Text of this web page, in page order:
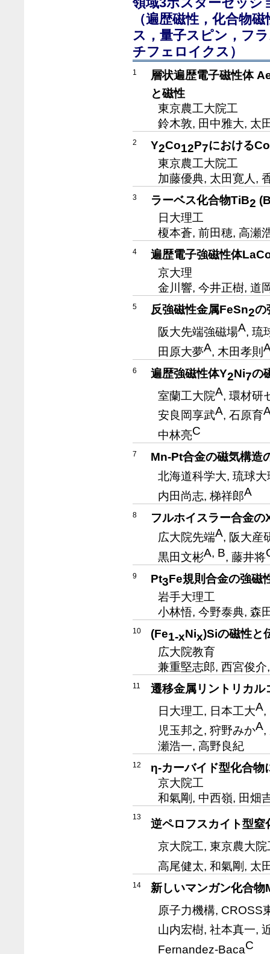
（遍歴磁性，化合物
ス，量子スピン，フ
チフェロイクス）
1
層状遍歴電子磁性体
と磁性
東京農工大院工
鈴木敦, 田中雅大, 太
2 Y2Co12P7における
東京農工大院工
加藤優典, 太田寛人,
3 ラーベス化合物TiB2
日大理工
榎本蒼, 前田穂, 高瀬
4
遍歴電子強磁性体
京大理
金川響, 今井正樹, 道
5 反強磁性金属FeSn2の
阪大先端強磁場A, 琉
田原大夢A, 木田孝則
6 遍歴強磁性体Y2Ni7の
室蘭工大院A, 環材研
安良岡享武A, 石原育
中林亮C
7
Mn-Pt合金の磁気構造
北海道科学大, 琉球大
内田尚志, 梯祥郎A
8
フルホイスラー合金
広大院先端A, 阪大産
黒田文彬A, B, 藤井将
9 Pt3Fe規則合金の強磁
岩手大理工
小林悟, 今野泰典, 森
10 (Fe1-xNix)Siの磁性と
広大院教育
兼重堅志郎, 西宮俊
11
遷移金属リントリカル
日大理工, 日本工大A,
児玉邦之, 狩野みかA,
瀬浩一, 高野良紀
12
η-カーバイド型化合物
京大院工
和氣剛, 中西嶺, 田畑
13
逆ペロフスカイト型窒
京大院工, 東京農大院
高尾健太, 和氣剛, 太
14
新しいマンガン化合物
原子力機構, CROSS
山内宏樹, 社本真一,
Fernandez-BacaC